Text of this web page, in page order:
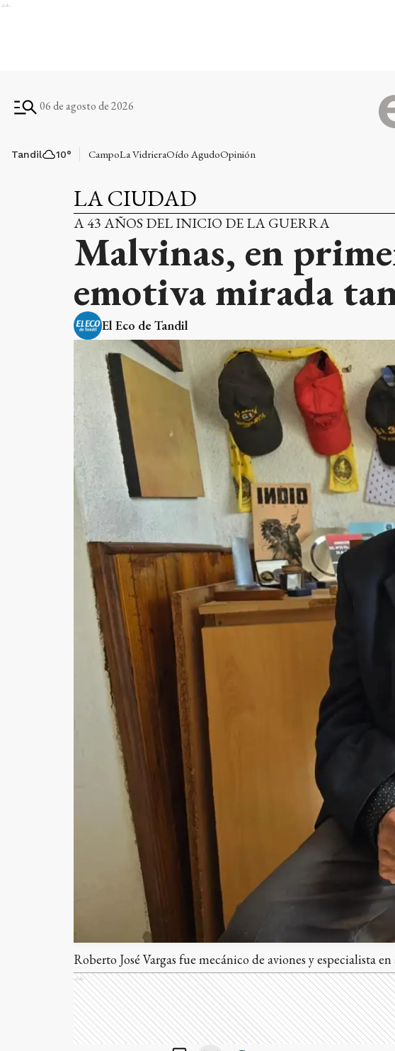
Ads
06 de agosto de 2026
Tandil 10° CampoLa VidrieraOído AgudoOpinión
LA CIUDAD
A 43 AÑOS DEL INICIO DE LA GUERRA
Malvinas, en
emotiva mirada
El Eco de Tandil
Roberto José Vargas fue mecánico de aviones y especialista
Ads